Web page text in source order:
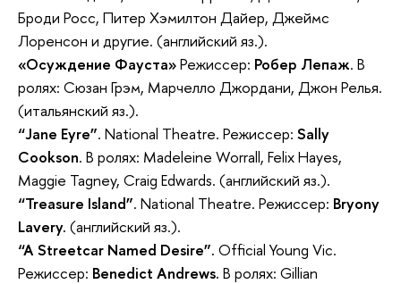
Броди Росс, Питер Хэмилтон Дайер, Джеймс
Лоренсон и другие. (английский яз.).
«Осуждение Фауста»Режиссер: Робер Лепаж. В
ролях: Сюзан Грэм, Марчелло Джордани, Джон Релья.
(итальянский яз.).
“Jane Eyre”. National Theatre. Режиссер: Sally
Cookson. В ролях: Madeleine Worrall, Felix Hayes,
Maggie Tagney, Craig Edwards. (английский яз.).
“Treasure Island”. National Theatre. Режиссер: Bryony
Lavery. (английский яз.).
“A Streetcar Named Desire”. Official Young Vic.
Режиссер: Benedict Andrews. В ролях: Gillian